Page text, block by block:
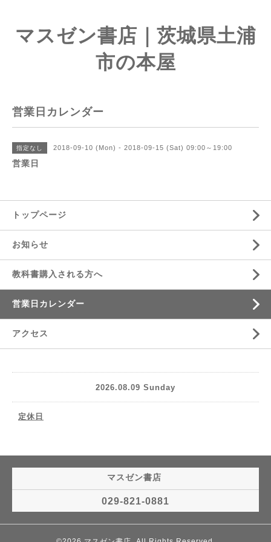
マスゼン書店｜茨城県土浦
市の本屋
営業日カレンダー
指定なし 2018-09-10 (Mon) - 2018-09-15 (Sat) 09:00～19:00
営業日
トップページ
お知らせ
教科書購入される方へ
営業日カレンダー
アクセス
2026.08.09 Sunday
定休日
マスゼン書店
029-821-0881